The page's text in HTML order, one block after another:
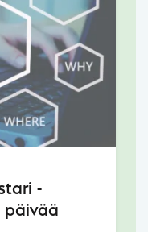
-
päivää